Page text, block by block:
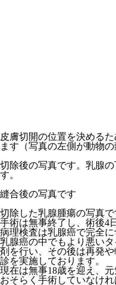
皮膚切開の位置を決める
ます（写真の左側が動物の
切除後の写真です。乳腺
す。
縫合後の写真です
切除した乳腺腫瘍の写真で
手術は無事終了し、術後4
病理検査は乳腺癌で完全に
乳腺癌の中でもより悪い
剤を行い、その後は再発
診を実施しております。
現在は無事18歳を迎え、元
おそらく手術していなけ